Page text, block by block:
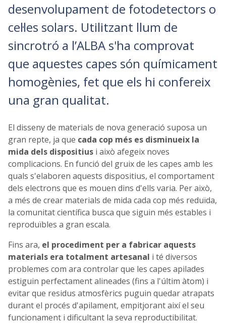
desenvolupament de fotodetectors o
cel·les solars. Utilitzant llum de
sincrotró a l’ALBA s'ha comprovat
que aquestes capes són químicament
homogènies, fet que els hi confereix
una gran qualitat.
El disseny de materials de nova generació suposa un
gran repte, ja que cada cop més es disminueix la
mida dels dispositius i això afegeix noves
complicacions. En funció del gruix de les capes amb les
quals s'elaboren aquests dispositius, el comportament
dels electrons que es mouen dins d'ells varia. Per això,
a més de crear materials de mida cada cop més reduïda,
la comunitat científica busca que siguin més estables i
reproduïbles a gran escala.
Fins ara, el procediment per a fabricar aquests
materials era totalment artesanal i té diversos
problemes com ara controlar que les capes apilades
estiguin perfectament alineades (fins a l'últim àtom) i
evitar que residus atmosfèrics puguin quedar atrapats
durant el procés d'apilament, empitjorant així el seu
funcionament i dificultant la seva reproductibilitat.